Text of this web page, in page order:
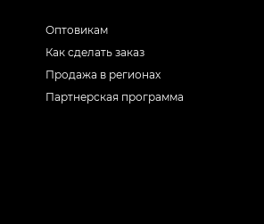
Оптовикам
Как сделать заказ
Продажа в регионах
Партнерская программа